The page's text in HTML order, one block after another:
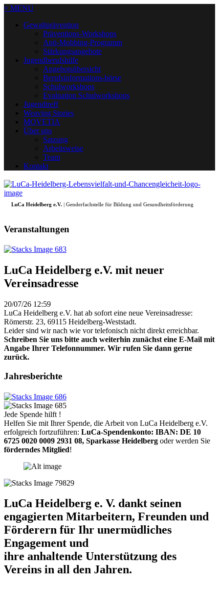
+ MENU
Gewaltprävention
Präventions-Workshops
Anti-Mobbing-Programm
Stärkungsangebote
Jugendberufshilfe
Angebotsübersicht
Berufsinformations-börse
Schulworkshops
Evaluation Schulworkshops
Jugendtreff
Weaving Stories
MOVETIA
Über uns
Satzung
Arbeitsweise
Team
Kontakt
LuCa Heidelberg e.V. | Genderfachstelle für Bildung und Gesundheitsförderung
Veranstaltungen
LuCa Heidelberg e.V. mit neuer
Vereinsadresse
20/07/26 12:59
LuCa Heidelberg e.V. hat ab sofort eine neue Vereinsadresse:
Römerstr. 23, 69115 Heidelberg-Weststadt.
Leider sind wir nach wie vor telefonisch nicht direkt erreichbar.
Schreiben Sie uns bitte auch weiterhin zunächst eine E-Mail mit
Angabe Ihrer Telefonnummer. Wir rufen Sie dann gerne
zurück.
Jahresberichte
Jede Spende hilft !
Helfen Sie mit Ihrer Spende, die Arbeit von LuCa Heidelberg e.V.
erfolgreich fortzuführen: LuCa-Spendenkonto: IBAN: DE 10
6725 0020 0009 2931 08, Sparkasse Heidelberg oder werden Sie
förderndes Mitglied!
LuCa Heidelberg e. V. dankt seinen
engagierten Mitarbeitern, Freunden und
Förderern für Ihr unermüdliches
Engagement und
ihre anhaltende Unterstützung des
Vereins in all den Jahren.